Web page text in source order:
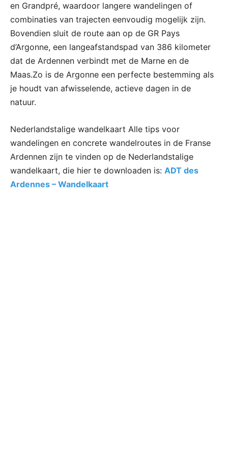
en Grandpré, waardoor langere wandelingen of
combinaties van trajecten eenvoudig mogelijk zijn.
Bovendien sluit de route aan op de GR Pays
d’Argonne, een langeafstandspad van 386 kilometer
dat de Ardennen verbindt met de Marne en de
Maas.Zo is de Argonne een perfecte bestemming als
je houdt van afwisselende, actieve dagen in de
natuur.
Nederlandstalige wandelkaart Alle tips voor
wandelingen en concrete wandelroutes in de Franse
Ardennen zijn te vinden op de Nederlandstalige
wandelkaart, die hier te downloaden is: ADT des
Ardennes – Wandelkaart